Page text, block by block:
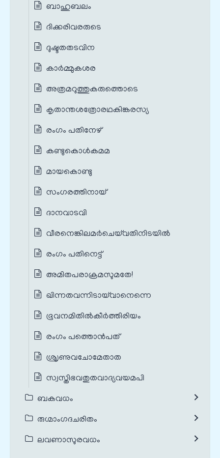
ബാഹുബലം
ദിക്കരിവരരുടെ
ദുഷ്ടതതടവിന
കാർമ്മുകശര
അത്രമറുത്തുകരുത്തൊടെ
കൃതാന്തശത്രോരഥകിങ്കരസ്യ
രംഗം പതിനേഴ്
കണ്ടുകൊൾകമമ
മായകൊണ്ടു
സംഗരത്തിനായ്
ദാനവാടവി
വീരനെങ്കിലമർചെയ്‌വതിനിടയിൽ
രംഗം പതിനെട്ട്
അമിതപരാക്രമസുമതേ!
ഖിന്നതവന്നിടായ്‌വാനെന്നെ
ഭൂവനമിതിൽകീർത്തിരിയം
രംഗം പത്തൊൻപത്
ശ്രൃണുവചോമേതാത
സ്വസ്തിഭവതുതവാദ്യവയമപി
ബകവധം
രുഗ്മാംഗദചരിതം
ലവണാസുരവധം